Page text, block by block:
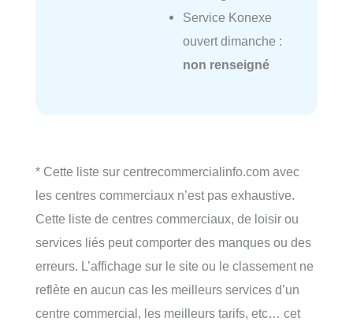
Service Konexe
ouvert dimanche :
non renseigné
* Cette liste sur centrecommercialinfo.com avec
les centres commerciaux n’est pas exhaustive.
Cette liste de centres commerciaux, de loisir ou
services liés peut comporter des manques ou des
erreurs. L’affichage sur le site ou le classement ne
reflète en aucun cas les meilleurs services d’un
centre commercial, les meilleurs tarifs, etc… cet